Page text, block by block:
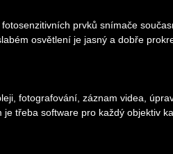
prvků snímače
osvětlení je jasný a dobře
fotografování, záznam videa,
třeba software pro každý objektiv